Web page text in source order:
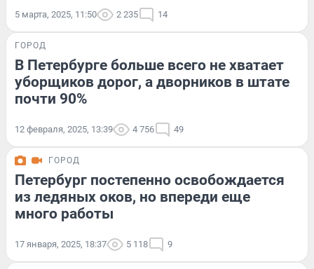
5 марта, 2025, 11:50 2 235 14
ГОРОД
В Петербурге больше всего не хватает
уборщиков дорог, а дворников в штате
почти 90%
12 февраля, 2025, 13:39 4 756 49
ГОРОД
Петербург постепенно освобождается
из ледяных оков, но впереди еще
много работы
17 января, 2025, 18:37 5 118 9